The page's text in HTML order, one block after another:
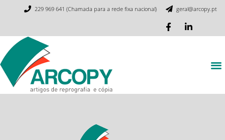
229 969 641 (Chamada para a rede fixa nacional) geral@arcopy.pt